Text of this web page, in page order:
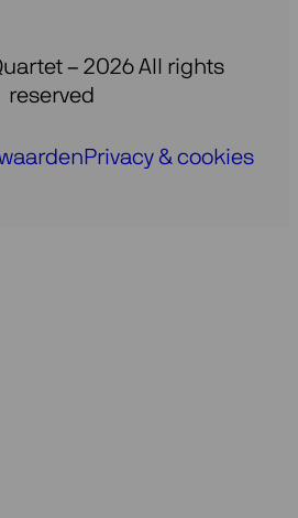
– 2026 All rights
reserved
Privacy & cookies